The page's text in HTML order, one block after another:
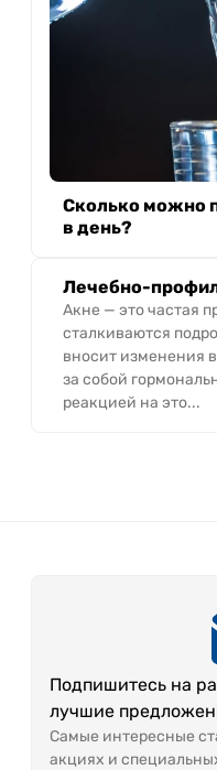
Сколько можно
в день?
Лечебно-
Акне — это частая
сталкиваются
вносит изменения
за собой
реакцией на это...
Подпишитесь на
лучшие
Самые интересные
акциях и